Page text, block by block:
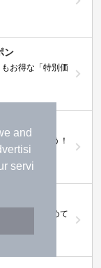
and
servi
ン
お得な「特別価
トを当てよう！
ップ。まとめて